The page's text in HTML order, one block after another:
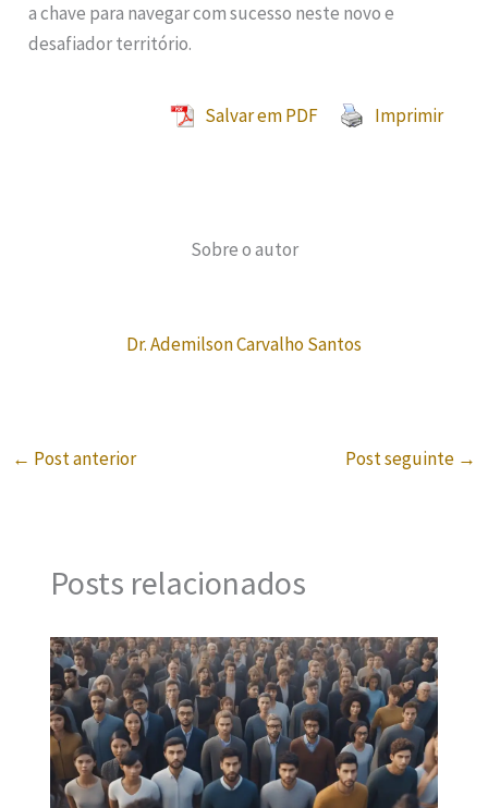
a chave para navegar com sucesso neste novo e
desafiador território.
Salvar em PDF Imprimir
Sobre o autor
Dr. Ademilson Carvalho Santos
← Post anterior Post seguinte →
Posts relacionados